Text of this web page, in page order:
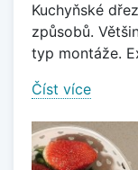
Kuchyňské
způsobů.
typ montáže.
Číst více